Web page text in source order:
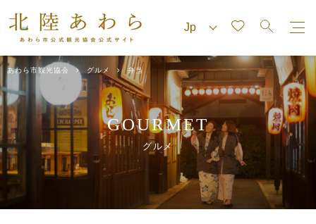
あわら市観光協会 グルメ 弁当
GOURMET
グルメ